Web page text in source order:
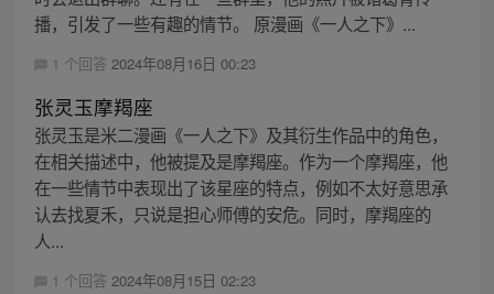
播，引发了一些有趣的情节。 原漫画《一人之下》...
1 个回答 2024年08月16日 00:23
张灵玉摩羯座
张灵玉是米二漫画《一人之下》及其衍生作品中的角色，
在相关描述中，他被提及是摩羯座。作为一个摩羯座，他
在一些情节中表现出了该星座的特点，例如不太好意思承
认去找夏禾，只说是担心师傅的安危。同时，摩羯座的
人...
1 个回答 2024年08月15日 02:23